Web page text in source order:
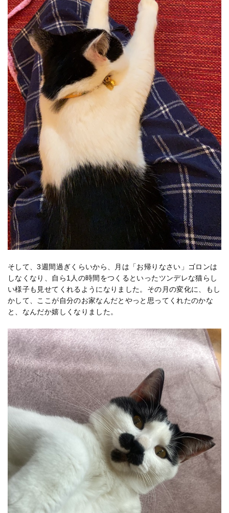
そして、3週間過ぎくらいから、月は「お帰りなさい」ゴロンは
しなくなり、自ら1人の時間をつくるといったツンデレな猫らし
い様子も見せてくれるようになりました。その月の変化に、もし
かして、ここが自分のお家なんだとやっと思ってくれたのかな
と、なんだか嬉しくなりました。